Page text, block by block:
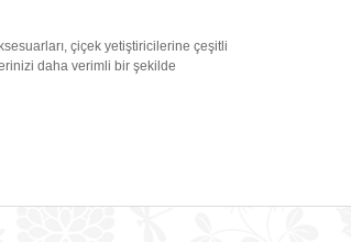
çiçek yetiştiricilerine çeşitli
daha verimli bir şekilde